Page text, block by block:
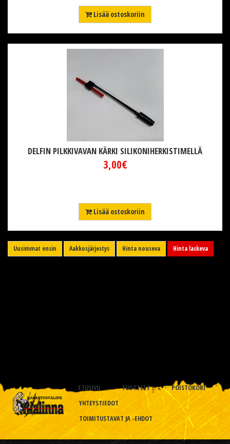
Lisää ostoskoriin
DELFIN PILKKIVAVAN KÄRKI SILIKONIHERKISTIMELLÄ
3,00€
Lisää ostoskoriin
Uusimmat ensin Aakkosjärjestys Hinta nouseva Hinta laskeva
ETUSIVU TUOTTEET
POISTOKORI
YHTEYSTIEDOT
TOIMITUSTAVAT JA -EHDOT